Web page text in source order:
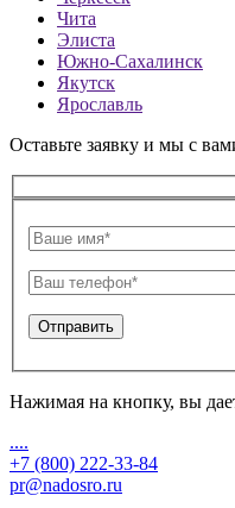
Чита
Элиста
Южно-Сахалинск
Якутск
Ярославль
Оставьте заявку и мы с
Отправить
Нажимая на кнопку, вы
....
+7 (800) 222-33-84
pr@nadosro.ru